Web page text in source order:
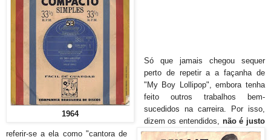
1964
Só que jamais chegou sequer
perto de repetir a a façanha de
"My Boy Lollipop", embora tenha
feito outros trabalhos bem-
sucedidos na carreira. Por isso,
dizem os entendidos, não é justo
referir-se a ela como "cantora de